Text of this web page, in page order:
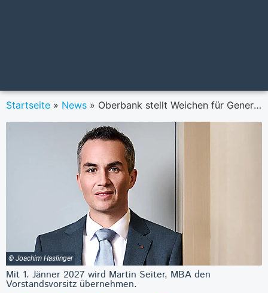
Startseite » News » Oberbank stellt Weichen für Generationenwechsel und präsentiert „Strategie 2030“
© Joachim Haslinger
Mit 1. Jänner 2027 wird Martin Seiter, MBA den
Vorstandsvorsitz übernehmen.